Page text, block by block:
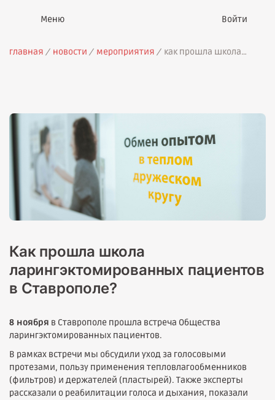
Войти
главная новости мероприятия
как прошла школа
Как прошла школа
ларингэктомированных пациентов
в Ставрополе?
8 ноября в Ставрополе прошла встреча Общества
ларингэктомированных пациентов.
В рамках встречи мы обсудили уход за голосовыми
протезами, пользу применения тепловлагообменников
(фильтров) и держателей (пластырей). Также эксперты
рассказали о реабилитации голоса и дыхания, показали